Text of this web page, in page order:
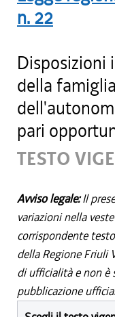
n. 22
Disposizioni
della
pari
TESTO
Avviso legale:Il
variazioni nella
corrispondente
della Regione Friuli
di ufficialità e non
pubblicazione